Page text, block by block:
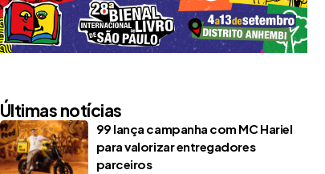
Últimas notícias
99 lança campanha com MC Hariel
para valorizar entregadores
parceiros